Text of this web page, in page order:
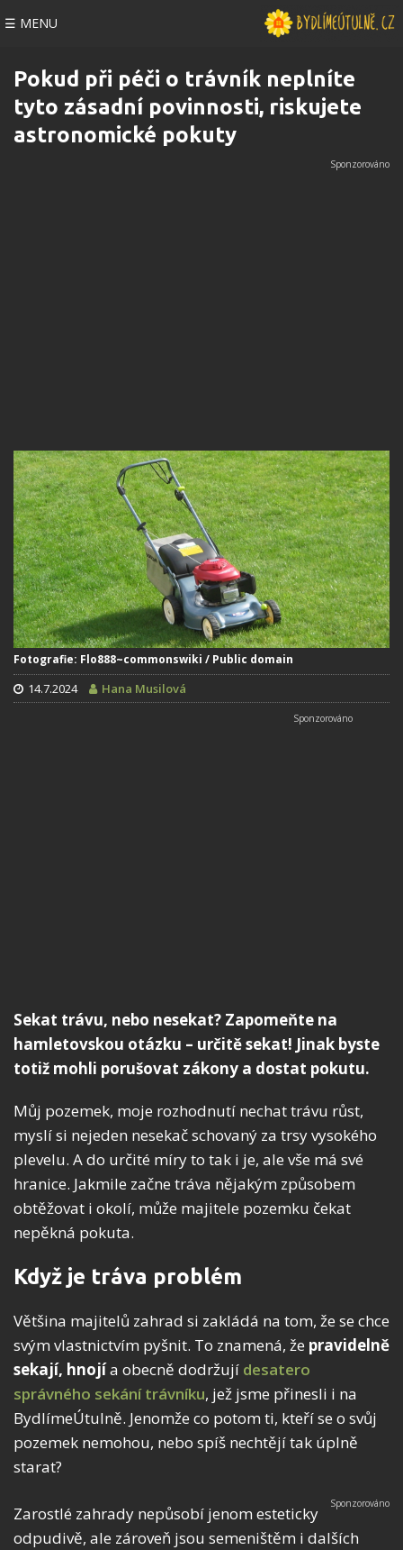
☰ MENU
Pokud při péči o trávník neplníte
tyto zásadní povinnosti, riskujete
astronomické pokuty
Fotografie: Flo888~commonswiki / Public domain
14.7.2024 Hana Musilová
Sekat trávu, nebo nesekat? Zapomeňte na
hamletovskou otázku – určitě sekat! Jinak byste
totiž mohli porušovat zákony a dostat pokutu.
Můj pozemek, moje rozhodnutí nechat trávu růst,
myslí si nejeden nesekač schovaný za trsy vysokého
plevelu. A do určité míry to tak i je, ale vše má své
hranice. Jakmile začne tráva nějakým způsobem
obtěžovat i okolí, může majitele pozemku čekat
nepěkná pokuta.
Když je tráva problém
Většina majitelů zahrad si zakládá na tom, že se chce
svým vlastnictvím pyšnit. To znamená, že pravidelně
sekají, hnojía obecně dodržují desatero
správného sekání trávníku, jež jsme přinesli i na
BydlímeÚtulně. Jenomže co potom ti, kteří se o svůj
pozemek nemohou, nebo spíš nechtějí tak úplně
starat?
Zarostlé zahrady nepůsobí jenom esteticky
odpudivě, ale zároveň jsou semeništěm i dalších